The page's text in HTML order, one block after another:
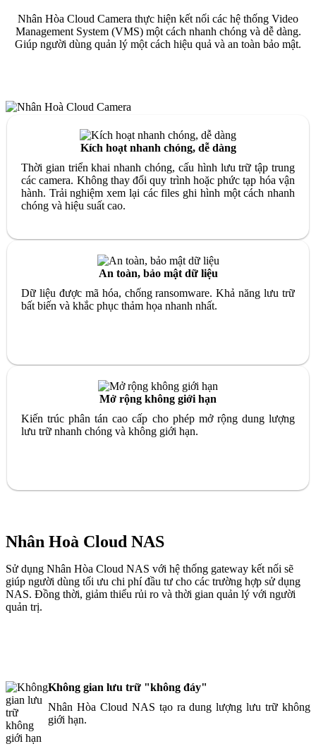
Nhân Hòa Cloud Camera thực hiện kết nối các hệ thống Video
Management System (VMS) một cách nhanh chóng và dễ dàng.
Giúp người dùng quản lý một cách hiệu quả và an toàn bảo mật.
Kích hoạt nhanh chóng, dễ dàng
Thời gian triển khai nhanh chóng, cấu hình lưu trữ tập trung
các camera. Không thay đổi quy trình hoặc phức tạp hóa vận
hành. Trải nghiệm xem lại các files ghi hình một cách nhanh
chóng và hiệu suất cao.
An toàn, bảo mật dữ liệu
Dữ liệu được mã hóa, chống ransomware. Khả năng lưu trữ
bất biến và khắc phục thảm họa nhanh nhất.
Mở rộng không giới hạn
Kiến trúc phân tán cao cấp cho phép mở rộng dung lượng
lưu trữ nhanh chóng và không giới hạn.
Nhân Hoà Cloud NAS
Sử dụng Nhân Hòa Cloud NAS với hệ thống gateway kết nối sẽ
giúp người dùng tối ưu chi phí đầu tư cho các trường hợp sử dụng
NAS. Đồng thời, giảm thiểu rủi ro và thời gian quản lý với người
quản trị.
Không gian lưu trữ "không đáy"
Nhân Hòa Cloud NAS tạo ra dung lượng lưu trữ không
giới hạn.